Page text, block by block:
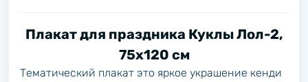
Плакат для праздника Куклы Лол-2,
75х120 см
Тематический плакат это яркое украшение кенди